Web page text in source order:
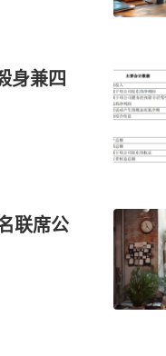
身兼四
联席公